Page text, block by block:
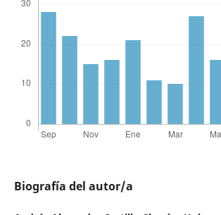
Biografía del autor/a